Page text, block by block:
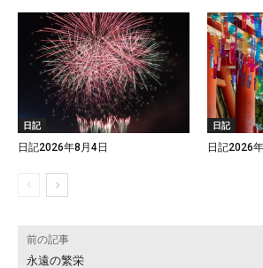
日記
日記2026年8月4日
日記
日記2026
前の記事
永遠の繁栄